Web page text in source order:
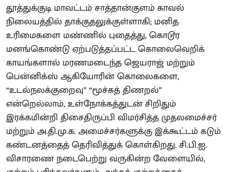
தூத்துக்குடி மாவட்டம் சாத்தான்குளம் காவல்
நிலையத்தில் தாக்குதலுக்குள்ளாகி; மனித
உரிமைகளை மண்ணில் புதைத்து, கொடூர
மனங்கொண்டு ஏற்படுத்தப்பட்ட கொலைவெறிக்
காயங்களால் மரணமடைந்த ஜெயராஜ் மற்றும்
பென்னிக்ஸ் ஆகியோரின் கொலைகளை,
“உடல்நலக்குறைவு” “மூச்சுத் திணறல்”
என்றெல்லாம், உள்நோக்கத்துடன் சிறிதும்
இரக்கமின்றி திசைதிருப்பி விமர்சித்த முதலமைச்சர்
மற்றும் அ.தி.மு.க. அமைச்சர்களுக்கு இக்கூட்டம் கடும்
கண்டனத்தைத் தெரிவித்துக் கொள்கிறது. சி.பி.ஐ.
விசாரணை நடைபெற்று வருகின்ற வேளையில்,